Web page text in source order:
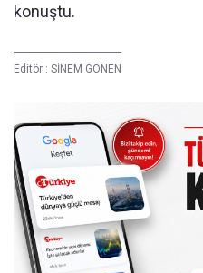
konuştu.
Editör : SİNEM GÖNEN